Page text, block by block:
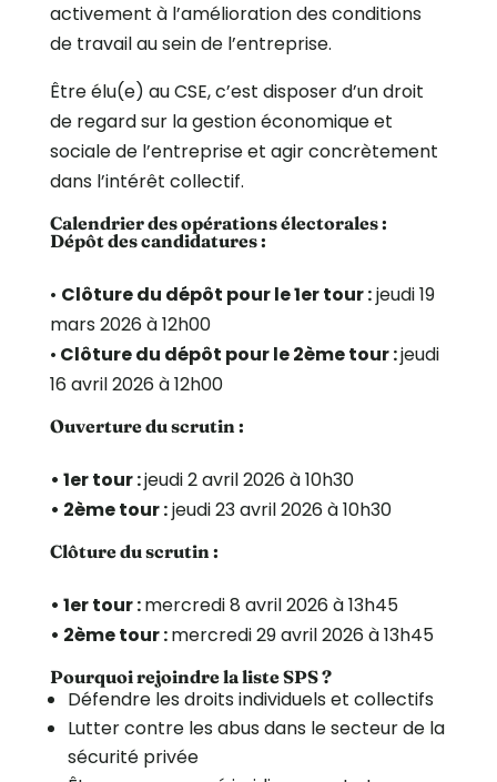
activement à l’amélioration des conditions
de travail au sein de l’entreprise.
Être élu(e) au CSE, c’est disposer d’un droit
de regard sur la gestion économique et
sociale de l’entreprise et agir concrètement
dans l’intérêt collectif.
Calendrier des opérations électorales :
Dépôt des candidatures :
• Clôture du dépôt pour le 1er tour :jeudi 19
mars 2026 à 12h00
• Clôture du dépôt pour le 2ème tour :jeudi
16 avril 2026 à 12h00
Ouverture du scrutin :
• 1er tour :jeudi 2 avril 2026 à 10h30
• 2ème tour :jeudi 23 avril 2026 à 10h30
Clôture du scrutin :
• 1er tour :mercredi 8 avril 2026 à 13h45
• 2ème tour :mercredi 29 avril 2026 à 13h45
Pourquoi rejoindre la liste SPS ?
Défendre les droits individuels et collectifs
Lutter contre les abus dans le secteur de la
sécurité privée